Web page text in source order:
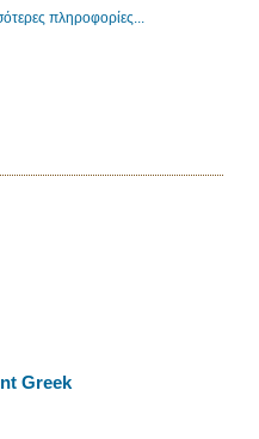
πληροφορίες...
Greek